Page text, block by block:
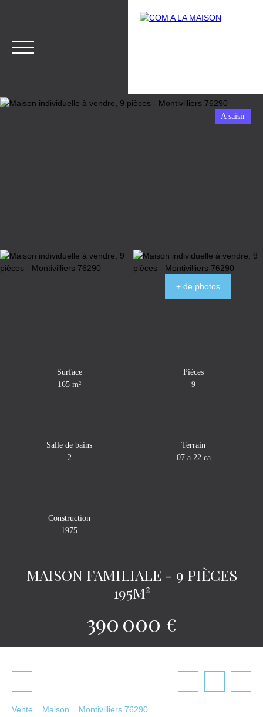
A saisir
+ de photos
Surface
165m²
Pièces
9
Salle de bains
2
Terrain
07 a 22 ca
Construction
1975
MAISON FAMILIALE - 9 PIÈCES
195M²
390 000 €
Vente Maison
Montivilliers 76290